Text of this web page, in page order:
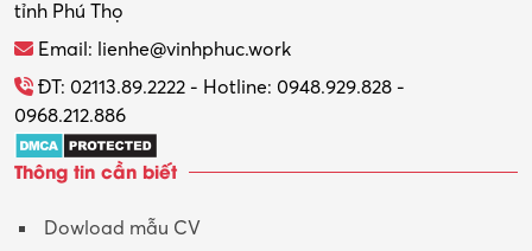
Tổ chức sự kiện – Quà tặng
Trợ lý
Tư vấn
Tư vấn – Kiến trúc
tỉnh Phú Thọ
Email: lienhe@vinhphuc.work
ĐT: 02113.89.2222 - Hotline: 0948.929.828 -
0968.212.886
Thông tin cần biết
Dowload mẫu CV